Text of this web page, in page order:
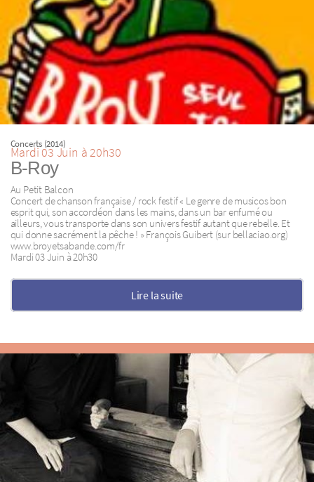
Concerts (2014)
Mardi 03 Juin à 20h30
B-Roy
Au Petit Balcon
Concert de chanson française / rock festif « Le genre de musicos bon
esprit qui, son accordéon dans les mains, dans un bar enfumé ou
ailleurs, vous transporte dans son univers festif autant que rebelle. Et
qui donne sacrément la pêche ! » François Guibert (sur bellaciao.org)
www.broyetsabande.com/fr
Mardi 03 Juin à 20h30
Lire la suite